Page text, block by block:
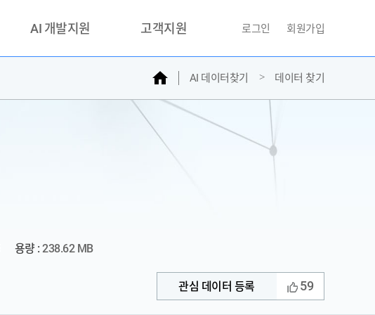
AI 개발지원 고객지원
문의하기
자주찾는질문
민원접수
AI데이터등록신청
로그인 회원가입
홈 AI 데이터찾기 데이터 찾기
용량 : 238.62 MB
관심 데이터 등록 59